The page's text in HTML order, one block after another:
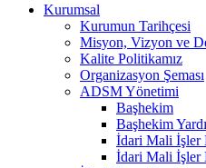
Kurumsal
Kurumun Tarihçesi
Misyon, Vizyon ve
Kalite Politikamız
Organizasyon Şeması
ADSM Yönetimi
Başhekim
Başhekim
İdari Mali İşler
İdari Mali İşler